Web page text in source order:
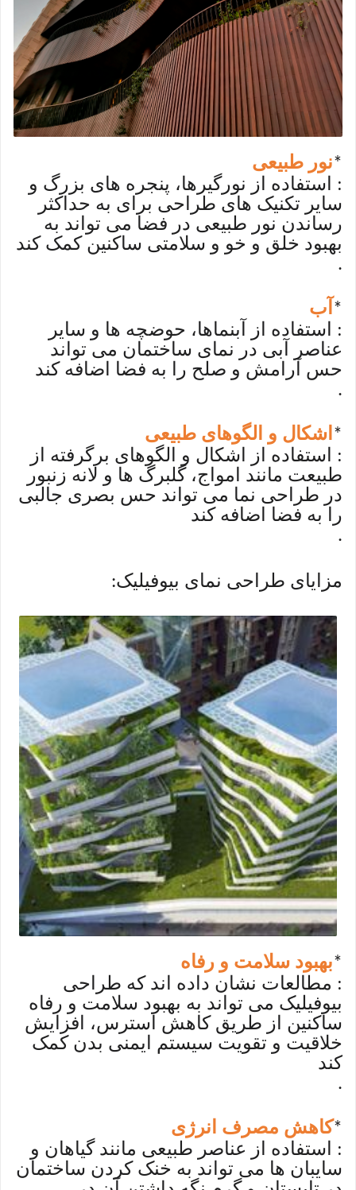
*نور طبیعی
: استفاده از نورگیرها، پنجره های بزرگ و
سایر تکنیک های طراحی برای به حداکثر
رساندن نور طبیعی در فضا می تواند به
بهبود خلق و خو و سلامتی ساکنین کمک کند
.
* آب
: استفاده از آبنماها، حوضچه ها و سایر
عناصر آبی در نمای ساختمان می تواند
حس آرامش و صلح را به فضا اضافه کند
.
* اشکال و الگوهای طبیعی
: استفاده از اشکال و الگوهای برگرفته از
طبیعت مانند امواج، گلبرگ ها و لانه زنبور
در طراحی نما می تواند حس بصری جالبی
را به فضا اضافه کند
.
مزایای طراحی نمای بیوفیلیک:
*بهبود سلامت و رفاه
: مطالعات نشان داده اند که طراحی
بیوفیلیک می تواند به بهبود سلامت و رفاه
ساکنین از طریق کاهش استرس، افزایش
خلاقیت و تقویت سیستم ایمنی بدن کمک
کند
.
*کاهش مصرف انرژی
: استفاده از عناصر طبیعی مانند گیاهان و
سایبان ها می تواند به خنک کردن ساختمان